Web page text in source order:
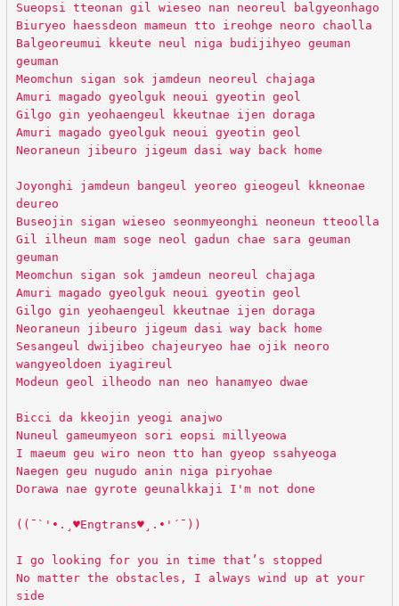
Sueopsi tteonan gil wieseo nan neoreul balgyeonhago
Biuryeo haessdeon mameun tto ireohge neoro chaolla
Balgeoreumui kkeute neul niga budijihyeo geuman
geuman
Meomchun sigan sok jamdeun neoreul chajaga
Amuri magado gyeolguk neoui gyeotin geol
Gilgo gin yeohaengeul kkeutnae ijen doraga
Amuri magado gyeolguk neoui gyeotin geol
Neoraneun jibeuro jigeum dasi way back home
Joyonghi jamdeun bangeul yeoreo gieogeul kkneonae
deureo
Buseojin sigan wieseo seonmyeonghi neoneun tteoolla
Gil ilheun mam soge neol gadun chae sara geuman
geuman
Meomchun sigan sok jamdeun neoreul chajaga
Amuri magado gyeolguk neoui gyeotin geol
Gilgo gin yeohaengeul kkeutnae ijen doraga
Neoraneun jibeuro jigeum dasi way back home
Sesangeul dwijibeo chajeuryeo hae ojik neoro
wangyeoldoen iyagireul
Modeun geol ilheodo nan neo hanamyeo dwae
Bicci da kkeojin yeogi anajwo
Nuneul gameumyeon sori eopsi millyeowa
I maeum geu wiro neon tto han gyeop ssahyeoga
Naegen geu nugudo anin niga piryohae
Dorawa nae gyrote geunalkkaji I'm not done
((¯`'•.¸♥Engtrans♥¸.•'´¯))
I go looking for you in time that’s stopped
No matter the obstacles, I always wind up at your
side